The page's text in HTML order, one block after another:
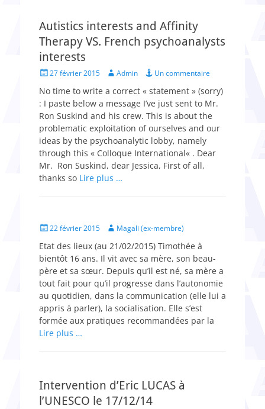
Autistics interests and Affinity
Therapy VS. French psychoanalysts
interests
Posted27 février 2015 Author
Admin Un commentaire
No time to write a correct « statement » (sorry)
: I paste below a message I’ve just sent to Mr.
Ron Suskind and his crew. This is about the
problematic exploitation of ourselves and our
ideas by the psychoanalytic lobby, namely
through this « Colloque International« . Dear
Mr. Ron Suskind, dear Jessica, First of all,
thanks so Lire plus …
Posted22 février 2015 AuthorMagali (ex-membre)
Etat des lieux (au 21/02/2015) Timothée à
bientôt 16 ans. Il vit avec sa mère, son beau-
père et sa sœur. Depuis qu’il est né, sa mère a
tout fait pour qu’il progresse dans l’autonomie
au quotidien, dans la communication (elle lui a
appris à parler), la socialisation. Elle s’est
formée aux pratiques recommandées par la
Lire plus …
Intervention d’Eric LUCAS à
l’UNESCO le 17/12/14